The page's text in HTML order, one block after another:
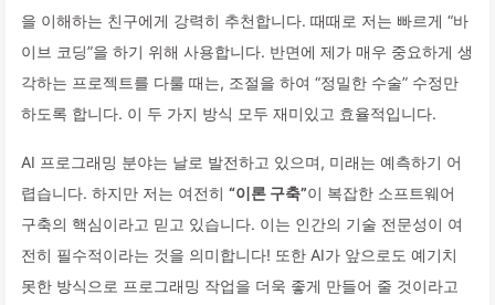
을 이해하는 친구에게 강력히 추천합니다. 때때로 저는 빠르게 “바
이브 코딩”을 하기 위해 사용합니다. 반면에 제가 매우 중요하게 생
각하는 프로젝트를 다룰 때는, 조절을 하여 “정밀한 수술” 수정만
하도록 합니다. 이 두 가지 방식 모두 재미있고 효율적입니다.
AI 프로그래밍 분야는 날로 발전하고 있으며, 미래는 예측하기 어
렵습니다. 하지만 저는 여전히 “이론 구축”이 복잡한 소프트웨어
구축의 핵심이라고 믿고 있습니다. 이는 인간의 기술 전문성이 여
전히 필수적이라는 것을 의미합니다! 또한 AI가 앞으로도 예기치
못한 방식으로 프로그래밍 작업을 더욱 좋게 만들어 줄 것이라고